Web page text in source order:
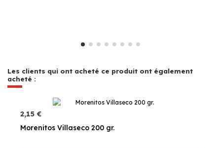
Les clients qui ont acheté ce produit ont également
acheté :
2,15 €
Morenitos Villaseco 200 gr.